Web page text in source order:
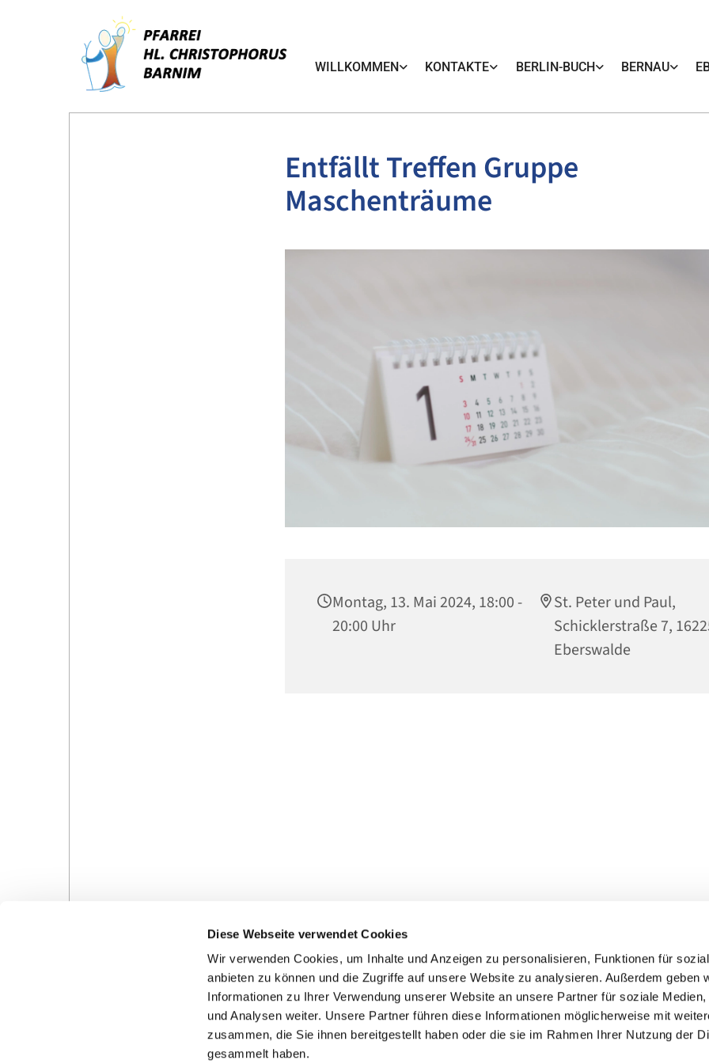
Diese Webseite verwendet Cookies
Wir verwenden Cookies, um Inhalte und Anzeigen zu personalisieren, Funktionen für
anbieten zu können und die Zugriffe auf unsere Website zu analysieren. Außerdem geben
Informationen zu Ihrer Verwendung unserer Website an unsere Partner für soziale Medien,
und Analysen weiter. Unsere Partner führen diese Informationen möglicherweise mit
zusammen, die Sie ihnen bereitgestellt haben oder die sie im Rahmen Ihrer Nutzung der
gesammelt haben.
WILLKOMMEN KONTAKTE BERLIN-BUCH BERNAU
Entfällt Treffen Gruppe
Maschenträume
Montag, 13. Mai 2024, 18:00 -
20:00 Uhr
St. Peter und Paul,
Schicklerstraße 7,
Eberswalde
Gottesdienste in der Pfarrei
Veranstaltungen in der
Pfarrei
Kontakte
Ansprechpersonen zum Schutz vor
sexualisierter Gewalt